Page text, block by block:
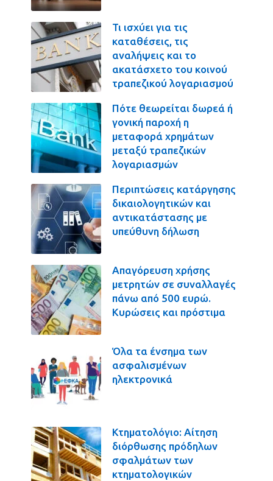
Τι ισχύει για τις
καταθέσεις, τις
αναλήψεις και το
ακατάσχετο του κοινού
τραπεζικού λογαριασμού
Πότε θεωρείται δωρεά ή
γονική παροχή η
μεταφορά χρημάτων
μεταξύ τραπεζικών
λογαριασμών
Περιπτώσεις κατάργησης
δικαιολογητικών και
αντικατάστασης με
υπεύθυνη δήλωση
Απαγόρευση χρήσης
μετρητών σε συναλλαγές
πάνω από 500 ευρώ.
Κυρώσεις και πρόστιμα
Όλα τα ένσημα των
ασφαλισμένων
ηλεκτρονικά
Κτηματολόγιο: Αίτηση
διόρθωσης πρόδηλων
σφαλμάτων των
κτηματολογικών